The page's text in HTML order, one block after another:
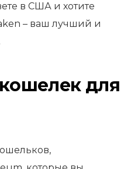
в США и хотите
– ваш лучший и
для